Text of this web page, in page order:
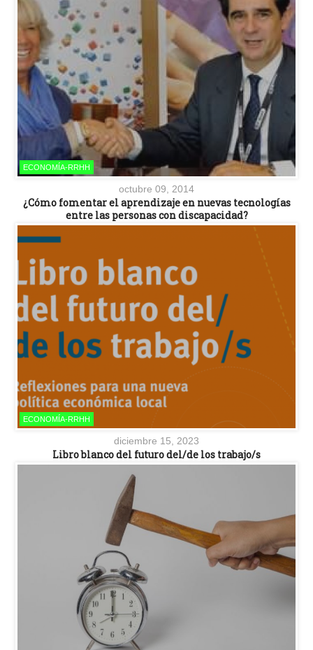
ECONOMÍA-RRHH
octubre 09, 2014
¿Cómo fomentar el aprendizaje en nuevas tecnologías
entre las personas con discapacidad?
ECONOMÍA-RRHH
diciembre 15, 2023
Libro blanco del futuro del/de los trabajo/s